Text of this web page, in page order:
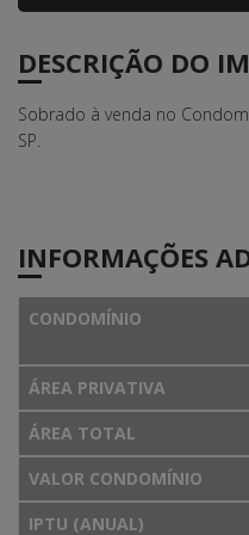
DESCRIÇÃO DO
Sobrado à venda no
SP.
INFORMAÇÕES
CONDOMÍNIO
ÁREA PRIVATIVA
ÁREA TOTAL
VALOR CONDOMÍNIO
IPTU (ANUAL)